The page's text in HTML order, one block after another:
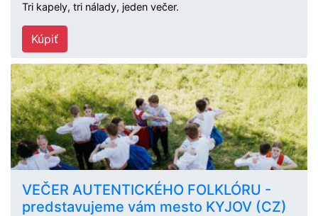
Tri kapely, tri nálady, jeden večer.
Kúpiť
VEČER AUTENTICKÉHO FOLKLÓRU -
predstavujeme vám mesto KYJOV (CZ)